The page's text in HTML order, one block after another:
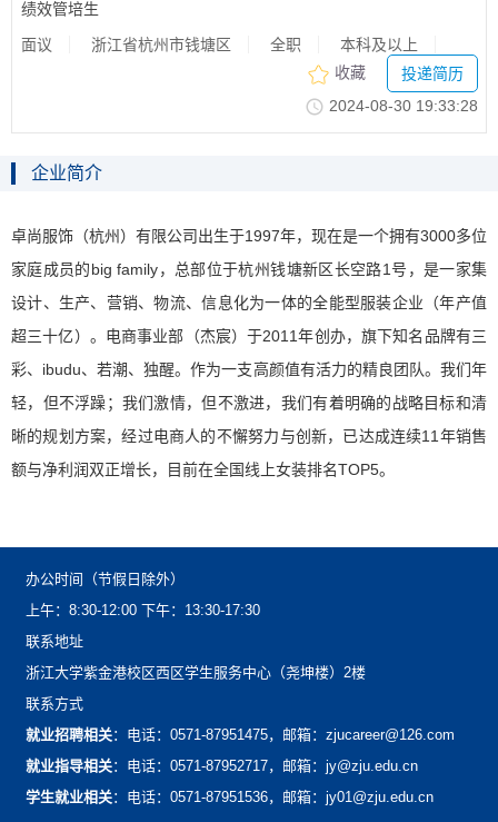
绩效管培生
面议 浙江省杭州市钱塘区 全职 本科及以上
收藏
投递简历
2024-08-3019:33:28
企业简介
卓尚服饰（杭州）有限公司出生于1997年，现在是一个拥有3000多位
家庭成员的bigfamily，总部位于杭州钱塘新区长空路1号，是一家集
设计、生产、营销、物流、信息化为一体的全能型服装企业 （年产值
超三十亿） 。电商事业部（杰宸）于2011年创办，旗下知名品牌有三
彩、ibudu、若潮、独醒。作为一支高颜值有活力的精良团队。我们年
轻，但不浮躁；我们激情，但不激进，我们有着明确的战略目标和清
晰的规划方案，经过电商人的不懈努力与创新，已达成连续11年销售
额与净利润双正增长，目前在全国线上女装排名TOP5。
办公时间（节假日除外）
上午：8:30-12:00下午：13:30-17:30
联系地址
浙江大学紫金港校区西区学生服务中心（尧坤楼）2楼
联系方式
就业招聘相关：电话：0571-87951475，邮箱：zjucareer@126.com
就业指导相关：电话：0571-87952717，邮箱：jy@zju.edu.cn
学生就业相关：电话：0571-87951536，邮箱：jy01@zju.edu.cn